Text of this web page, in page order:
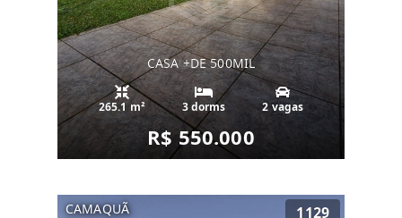
CASA +DE 500MIL
265.1 m² 3 dorms 2 vagas
R$ 550.000
CAMAQUÃ 1129